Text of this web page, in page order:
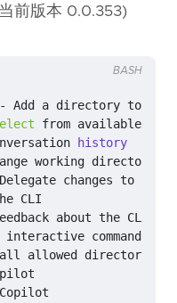
前版本 0.0.353)
Add a directory to
from available
history
allowed directories
BASH